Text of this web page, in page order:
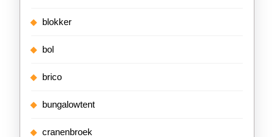
blokker
bol
brico
bungalowtent
cranenbroek